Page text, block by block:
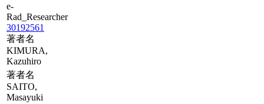
e-
Rad_Researcher
30192561
著者名
KIMURA,
Kazuhiro
著者名
SAITO,
Masayuki